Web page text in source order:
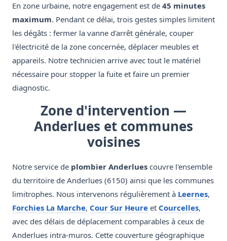
En zone urbaine, notre engagement est de 45 minutes
maximum. Pendant ce délai, trois gestes simples limitent
les dégâts : fermer la vanne d'arrêt générale, couper
l'électricité de la zone concernée, déplacer meubles et
appareils. Notre technicien arrive avec tout le matériel
nécessaire pour stopper la fuite et faire un premier
diagnostic.
Zone d'intervention —
Anderlues et communes
voisines
Notre service de plombier Anderlues couvre l'ensemble
du territoire de Anderlues (6150) ainsi que les communes
limitrophes. Nous intervenons régulièrement à Leernes,
Forchies La Marche, Cour Sur Heure et Courcelles,
avec des délais de déplacement comparables à ceux de
Anderlues intra-muros. Cette couverture géographique